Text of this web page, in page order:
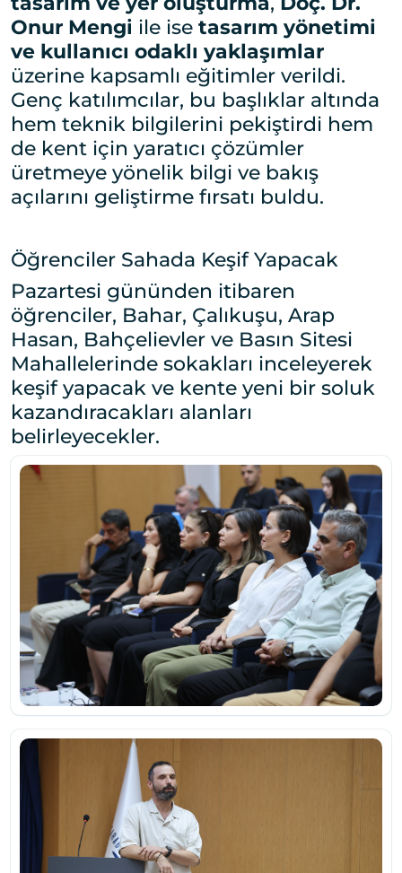
Onur Mengi ile ise tasarım yönetimi
ve kullanıcı odaklı yaklaşımlar
üzerine kapsamlı eğitimler verildi.
Genç katılımcılar, bu başlıklar altında
hem teknik bilgilerini pekiştirdi hem
de kent için yaratıcı çözümler
üretmeye yönelik bilgi ve bakış
açılarını geliştirme fırsatı buldu.
Öğrenciler Sahada Keşif Yapacak
Pazartesi gününden itibaren
öğrenciler, Bahar, Çalıkuşu, Arap
Hasan, Bahçelievler ve Basın Sitesi
Mahallelerinde sokakları inceleyerek
keşif yapacak ve kente yeni bir soluk
kazandıracakları alanları
belirleyecekler.